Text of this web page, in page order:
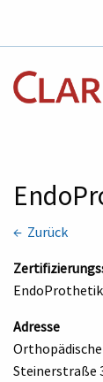
← Zurück
Adresse
Orthopädische
Steinerstraße